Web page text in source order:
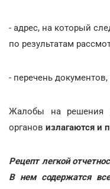
- адрес, на который
по результатам
- перечень
Жалобы на решения
органов излагаются и
Рецепт легкой
В нем содержатся